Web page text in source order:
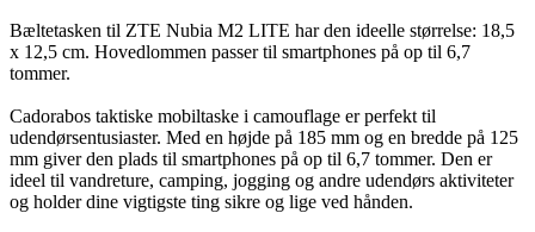
Bæltetasken til ZTE Nubia M2 LITE har den ideelle størrelse: 18,5
x 12,5 cm. Hovedlommen passer til smartphones på op til 6,7
tommer.
Cadorabos taktiske mobiltaske i camouflage er perfekt til
udendørsentusiaster. Med en højde på 185 mm og en bredde på 125
mm giver den plads til smartphones på op til 6,7 tommer. Den er
ideel til vandreture, camping, jogging og andre udendørs aktiviteter
og holder dine vigtigste ting sikre og lige ved hånden.